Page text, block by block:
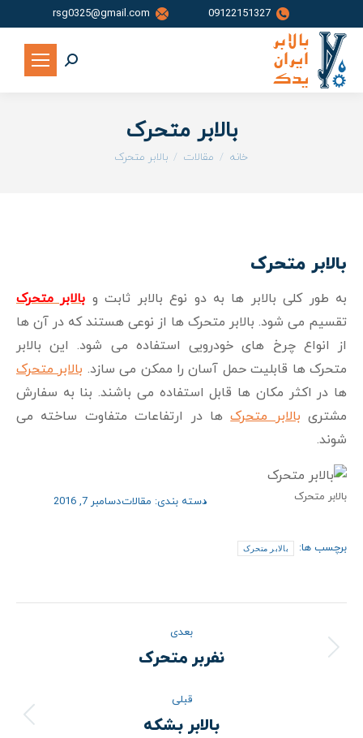
09122151327
rsg0325@gmail.com
جستجو:
بالابر متحرک
شما اینجا هستید:
خانه مقالات بالابر متحرک
بالابر متحرک
به طور کلی بالابر ها به دو نوع بالابر ثابت و بالابر متحرک
تقسیم می شود. بالابر متحرک ها از نوعی هستند که در آن ها
از انواع چرخ های خودرویی استفاده می شود. این بالابر
متحرک ها قابلیت حمل آسان را ممکن می سازد. بالابر متحرک
ها در اکثر مکان ها قابل استفاده می باشند. بنا به سفارش
مشتری بالابر متحرکها در ارتفاعات متفاوت ساخته می
شوند.
بالابر متحرک دسته بندی: مقالاتدسامبر 7, 2016
برچسب ها: بالابر متحرک
نوشته
قبلی
نوشته
بالابر بشکه
بعدی
نوشته
نفربر متحرک